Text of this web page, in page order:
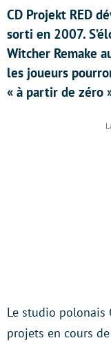
CD Projekt RED
sorti en 2007.
Witcher Remake
les joueurs
« à partir de zéro
Le studio polonais
projets en cours